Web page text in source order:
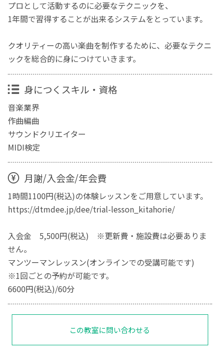
プロとして活動するのに必要なテクニックを、
1年間で習得することが出来るシステムをとっています。
クオリティーの高い楽曲を制作するために、必要なテクニ
ックを総合的に身につけていきます。
身につくスキル・資格
音楽業界
作曲編曲
サウンドクリエイター
MIDI検定
月謝/入会金/年会費
1時間1100円(税込)の体験レッスンをご用意しています。
https://dtmdee.jp/dee/trial-lesson_kitahorie/
入会金 5,500円(税込) ※更新費・施設費は必要ありま
せん。
マンツーマンレッスン(オンラインでの受講可能です)
※1回ごとの予約が可能です。
6600円(税込)/60分
この教室に問い合わせる